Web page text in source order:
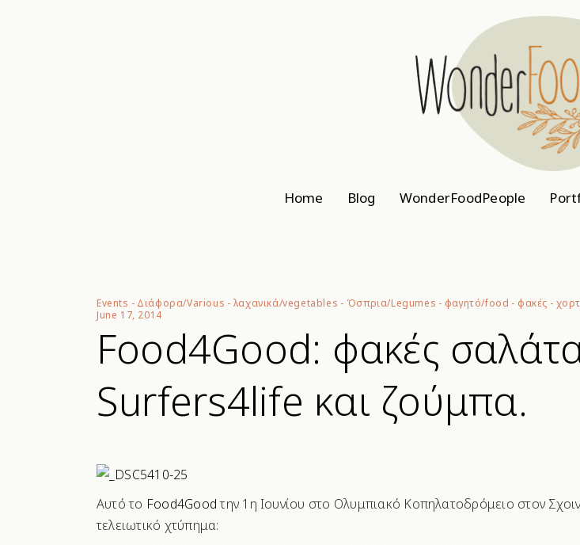
Home Blog WonderFoodPeople
Events - Διάφορα/Various - λαχανικά/vegetables - Όσπρια/Legumes - φαγητό/food - φακές -
June 17, 2014
Food4Good: φακές
Surfers4life και ζούμπα.
Αυτό το Food4Goodτην 1η Ιουνίου στο Ολυμπιακό Κοπηλατοδρόμειο στον
τελειωτικό χτύπημα: